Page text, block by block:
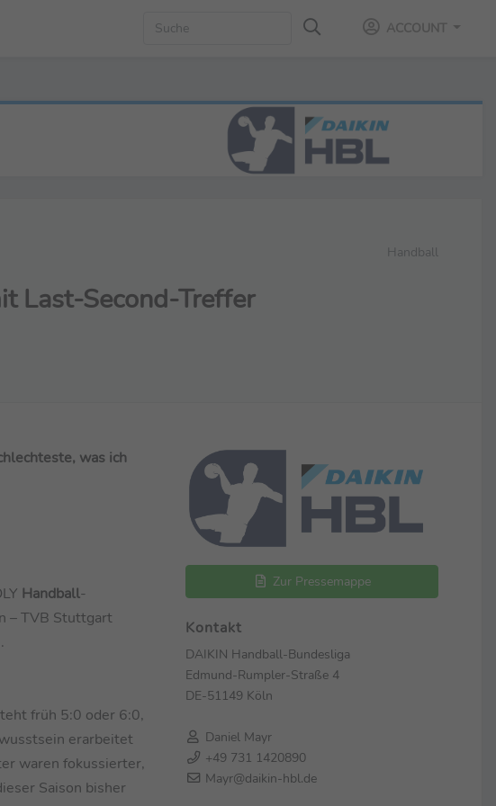
ACCOUNT
Handball
Last-Second-Treffer
was ich
Handball-
– TVB Stuttgart
früh 5:0 oder 6:0,
erarbeitet
waren fokussierter,
Saison bisher
Zur Pressemappe
Kontakt
DAIKIN Handball-Bundesliga
Edmund-Rumpler-Straße 4
DE-51149 Köln
Daniel Mayr
+49 731 1420890
Mayr@daikin-hbl.de